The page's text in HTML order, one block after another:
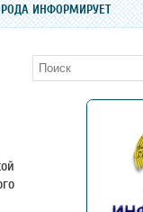
ИНФОРМИРУЕТ
Поиск